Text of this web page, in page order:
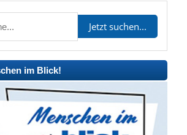
im Blick!